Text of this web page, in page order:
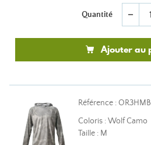
Quantité remove
Ajouter au
Référence :
Coloris : Wolf Camo
Taille : M